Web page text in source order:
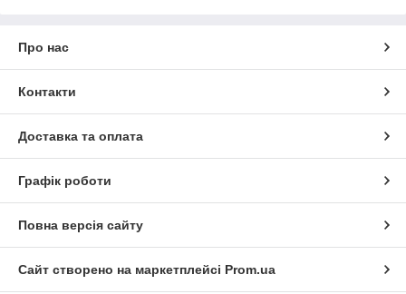
Про нас
Контакти
Доставка та оплата
Графік роботи
Повна версія сайту
Сайт створено на маркетплейсі Prom.ua